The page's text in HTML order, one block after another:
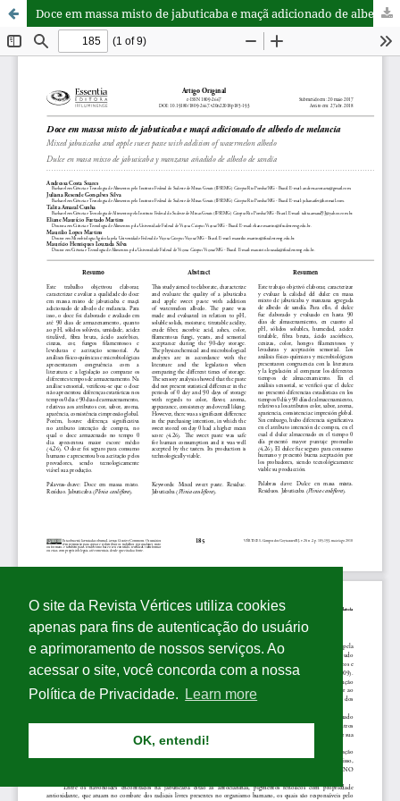
O site da Revista Vértices utiliza cookies
apenas para fins de autenticação do usuário
e aprimoramento de nossos serviços. Ao
acessar o site, você concorda com a nossa
Política de Privacidade.
Learn more
OK, entendi!
Doce em massa misto de jabuticaba e maçã adicionado de albedo de melancia